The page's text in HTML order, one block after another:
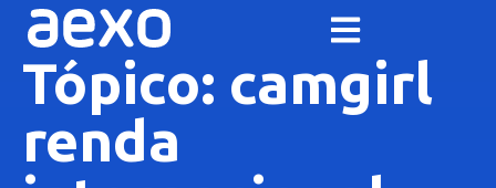
Tópico: camgirl
renda